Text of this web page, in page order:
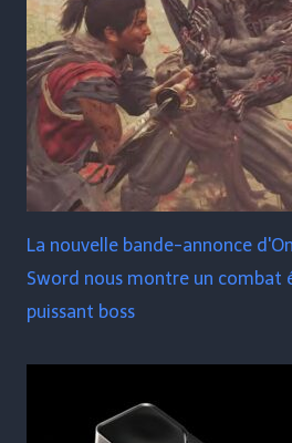
La nouvelle bande-annonce
Sword nous montre un combat
puissant boss